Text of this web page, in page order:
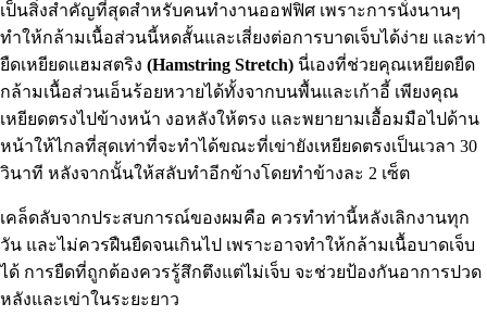
เป็นสิ่งสำคัญที่สุดสำหรับคนทำงานออฟฟิศ เพราะการนั่งนานๆ
ทำให้กล้ามเนื้อส่วนนี้หดสั้นและเสี่ยงต่อการบาดเจ็บได้ง่าย และท่า
ยืดเหยียดแฮมสตริง (Hamstring Stretch) นี่เองที่ช่วยคุณเหยียดยืด
กล้ามเนื้อส่วนเอ็นร้อยหวายได้ทั้งจากบนพื้นและเก้าอี้ เพียงคุณ
เหยียดตรงไปข้างหน้า งอหลังให้ตรง และพยายามเอื้อมมือไปด้าน
หน้าให้ไกลที่สุดเท่าที่จะทำได้ขณะที่เข่ายังเหยียดตรงเป็นเวลา 30
วินาที หลังจากนั้นให้สลับทำอีกข้างโดยทำข้างละ 2 เซ็ต
เคล็ดลับจากประสบการณ์ของผมคือ ควรทำท่านี้หลังเลิกงานทุก
วัน และไม่ควรฝืนยืดจนเกินไป เพราะอาจทำให้กล้ามเนื้อบาดเจ็บ
ได้ การยืดที่ถูกต้องควรรู้สึกตึงแต่ไม่เจ็บ จะช่วยป้องกันอาการปวด
หลังและเข่าในระยะยาว